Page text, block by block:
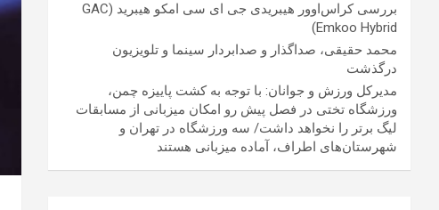
بررسی کراس‌اوور هیبریدی جی ای سی امکو هیبرید (GAC
Emkoo Hybrid)
محمد حقیقی، صداگذار و صدابردار سینما و تلویزیون
درگذشت
مدیرکل ورزش و جوانان: با توجه به کشت پاییزه چمن،
ورزشگاه تختی در فصل پیش رو امکان میزبانی از مسابقات
لیگ برتر را نخواهد داشت/ سه ورزشگاه در تهران و
شهرستان‌های اطراف، آماده میزبانی هستند